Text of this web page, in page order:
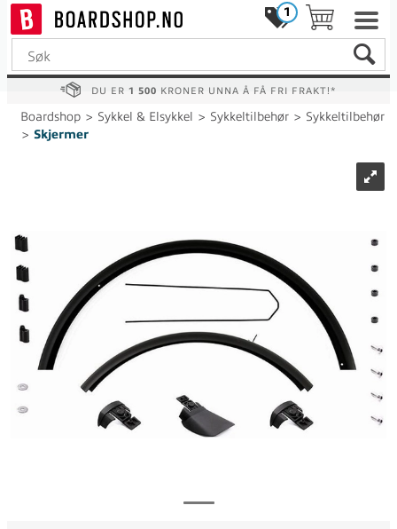
1
DU ER 1 500 KRONER UNNA Å FÅ FRI FRAKT!*
Boardshop>Sykkel & Elsykkel >Sykkeltilbehør>Sykkeltilbehør
>Skjermer